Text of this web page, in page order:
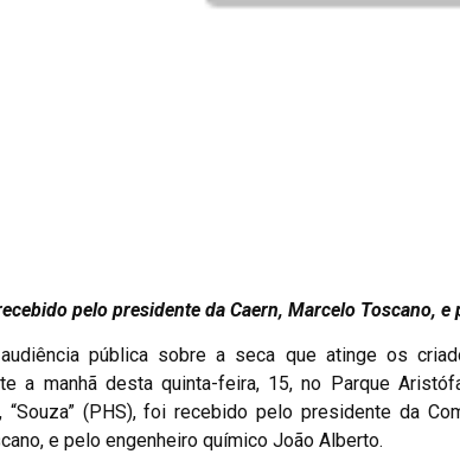
pelo presidente da Caern, Marcelo Toscano,
pública sobre a seca que atinge os
a manhã desta quinta-feira, 15, no Parque
“Souza” (PHS), foi recebido pelo presidente da
e pelo engenheiro químico João Alberto.